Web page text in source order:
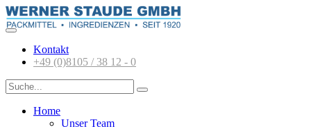
Kontakt
+49 (0)8105 / 38 12 - 0
Home
Unser Team